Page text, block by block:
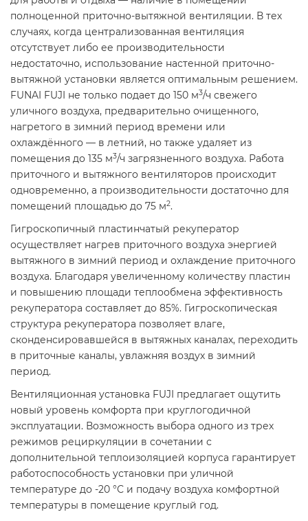
полноценной приточно-вытяжной вентиляции. В тех
случаях, когда централизованная вентиляция
отсутствует либо ее производительности
недостаточно, использование настенной приточно-
вытяжной установки является оптимальным решением.
FUNAI FUJI не только подает до 150 м3/ч свежего
уличного воздуха, предварительно очищенного,
нагретого в зимний период времени или
охлаждённого — в летний, но также удаляет из
помещения до 135 м3/ч загрязненного воздуха. Работа
приточного и вытяжного вентиляторов происходит
одновременно, а производительности достаточно для
помещений площадью до 75 м2.
Гигроскопичный пластинчатый рекуператор
осуществляет нагрев приточного воздуха энергией
вытяжного в зимний период и охлаждение приточного
воздуха. Благодаря увеличенному количеству пластин
и повышению площади теплообмена эффективность
рекуператора составляет до 85%. Гигроскопическая
структура рекуператора позволяет влаге,
сконденсировавшейся в вытяжных каналах, переходить
в приточные каналы, увлажняя воздух в зимний
период.
Вентиляционная установка FUJI предлагает ощутить
новый уровень комфорта при круглогодичной
эксплуатации. Возможность выбора одного из трех
режимов рециркуляции в сочетании с
дополнительной теплоизоляцией корпуса гарантирует
работоспособность установки при уличной
температуре до -20 °С и подачу воздуха комфортной
температуры в помещение круглый год.